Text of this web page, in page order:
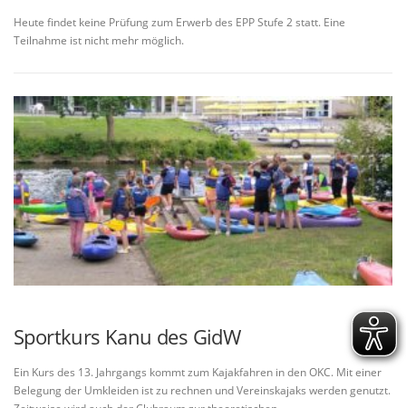
Heute findet keine Prüfung zum Erwerb des EPP Stufe 2 statt. Eine
Teilnahme ist nicht mehr möglich.
Sportkurs Kanu des GidW
Ein Kurs des 13. Jahrgangs kommt zum Kajakfahren in den OKC. Mit einer
Belegung der Umkleiden ist zu rechnen und Vereinskajaks werden genutzt.